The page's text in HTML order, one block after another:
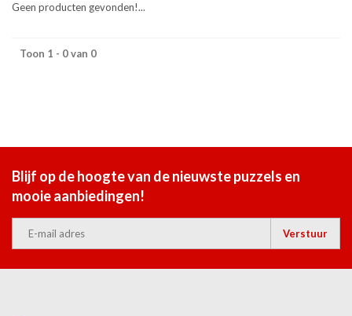
Geen producten gevonden!...
Toon 1 - 0 van 0
Blijf op de hoogte van de nieuwste puzzels en
mooie aanbiedingen!
Verstuur